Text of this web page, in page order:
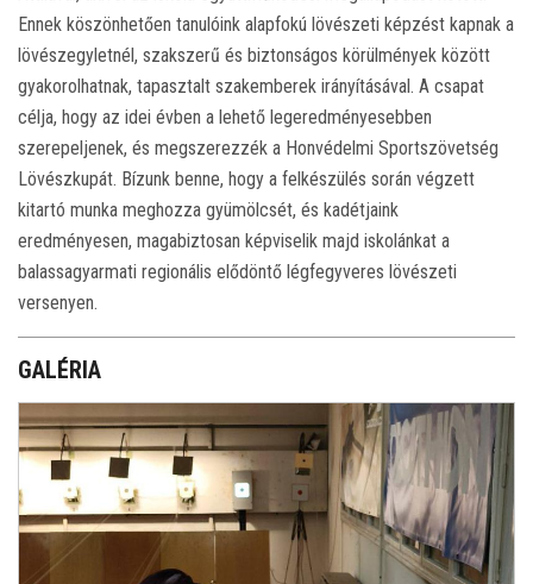
MIÉRT JÓ A BUDAPEST BAPTISTA GIMNÁZIUM, TECHNIKUM
ÉS SPORTISKOLÁBA JÁRNI?
ELISMERÉSEINK
BEMUTATKOZÓ VIDEÓNK
HONVÉD KADÉT PROGRAM NYILATKOZAT
A HONVÉD KADÉT PROGRAM BEMUTATÁSA
FELVÉTELI TÁJÉKOZTATÓ A 2026/2027-ES TANÉVRE INDULÓ
OSZTÁLYAINK
INTÉZMÉNYI DOKUMENTUMOK
KÜLÖNÖS KÖZZÉTÉTELI LISTA
ADATVÉDELEMI DOKUMENTUMOK
Ennek köszönhetően tanulóink alapfokú lövészeti képzést kapnak a
lövészegyletnél, szakszerű és biztonságos körülmények között
gyakorolhatnak, tapasztalt szakemberek irányításával. A csapat
célja, hogy az idei évben a lehető legeredményesebben
szerepeljenek, és megszerezzék a Honvédelmi Sportszövetség
Lövészkupát. Bízunk benne, hogy a felkészülés során végzett
kitartó munka meghozza gyümölcsét, és kadétjaink
eredményesen, magabiztosan képviselik majd iskolánkat a
balassagyarmati regionális elődöntő légfegyveres lövészeti
versenyen.
GALÉRIA